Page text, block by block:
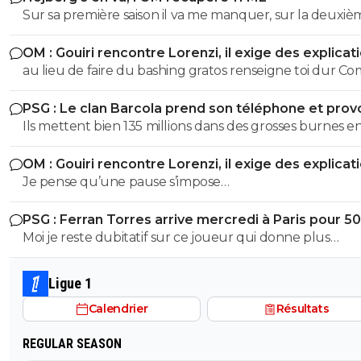
Sur sa première saison il va me manquer, sur la
très peu !
OM : Gouiri rencontre Lorenzi, il exige des
au lieu de faire du bashing gratos renseigne toi dur
c'est le nouveau riche oralien ils vont nouer la cL etc
progresse chaque saison
PSG : Le clan Barcola prend son téléphone et
un séisme
Ils mettent bien 135 millions dans des grosses burnes
donc pourquoi le PSG devrait pas faire pareil ?
OM : Gouiri rencontre Lorenzi, il exige des
Je pense qu’une pause s’impose…
PSG : Ferran Torres arrive mercredi à Paris pour
Moi je reste dubitatif sur ce joueur qui donne plus
l’impression de chasser le contrat le plus juteux, qui n a
réussi à s imposer ni avec pep à City, ni au barca et je
trop quoi penser de sa personnalité pour le moment.
50M + bonus, et seulement si Enrique, qui le connaît
Ligue 1
Calendrier Résultats
REGULAR SEASON